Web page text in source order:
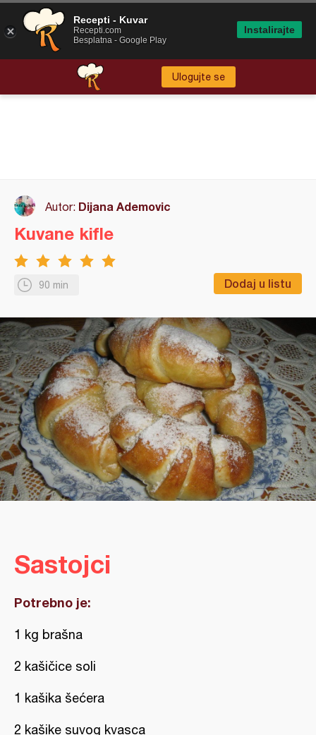
Ulogujte se
Autor: Dijana Ademovic
90 min Dodaj u listu
Kuvane kifle
Sastojci
Potrebno je:
1 kg brašna
2 kašičice soli
1 kašika šećera
2 kašike suvog kvasca
Recepti - Kuvar
Recepti.com
Besplatna - Google Play
Instalirajte